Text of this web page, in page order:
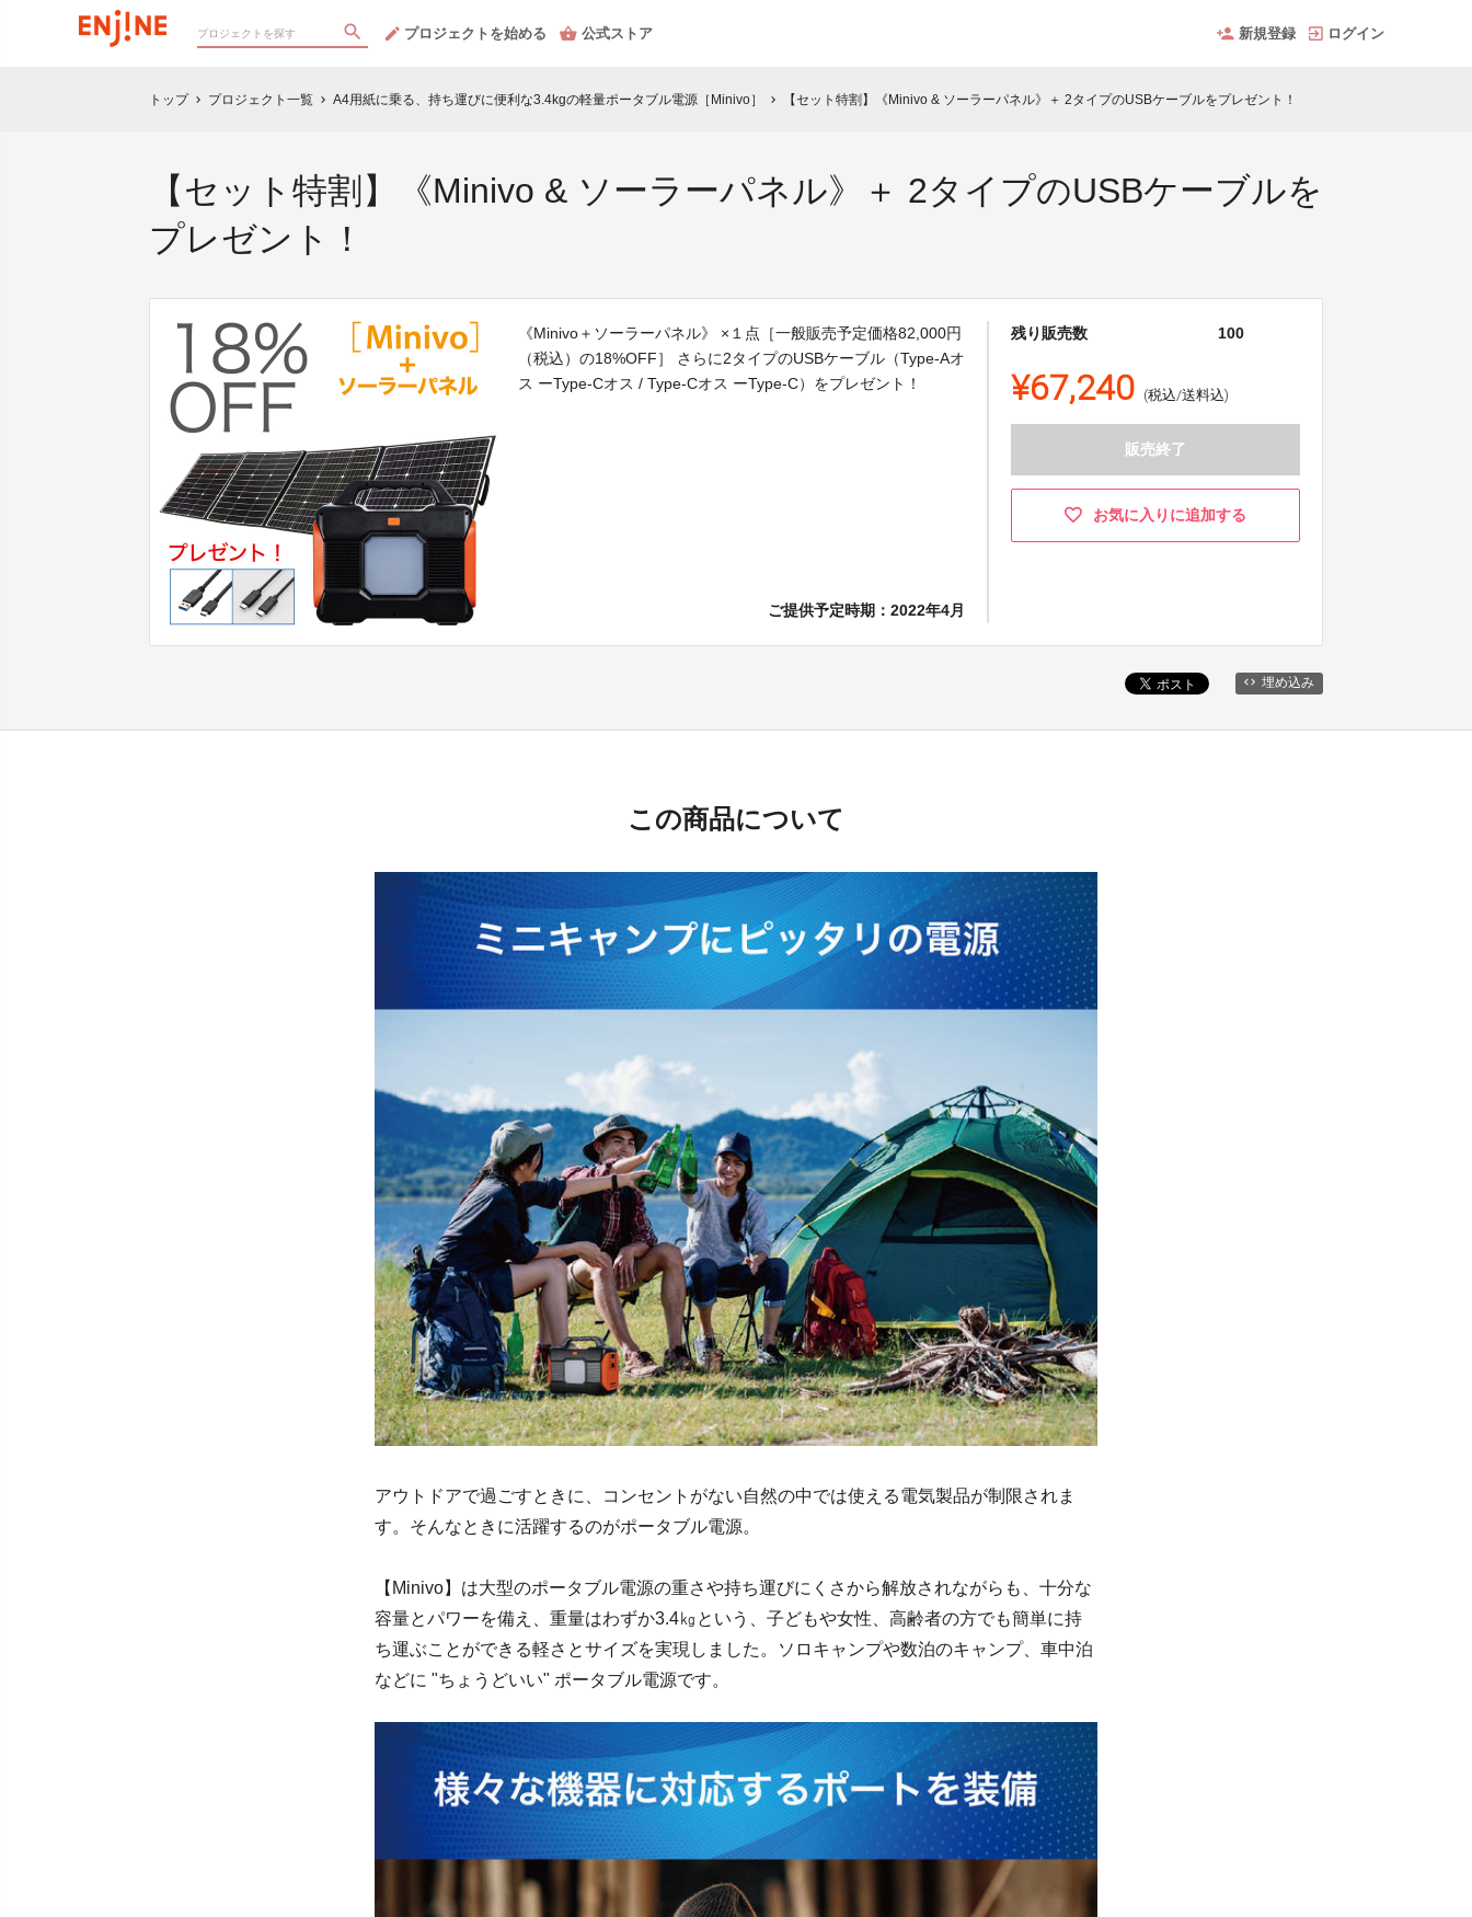
プロジェクトを始める 公式ストア 新規登録 ログイン
トップ chevron_right プロジェクト一覧 chevron_right A4用紙に乗る、持ち運びに便利な3.4kgの軽量ポータブル電源［Minivo］ chevron_right 【セット特割】《Minivo & ソーラーパネル》＋ 2タイプのUSBケーブルをプレゼント！
【セット特割】《Minivo & ソーラーパネル》＋ 2タイプのUSBケーブルを
プレゼント！
《Minivo＋ソーラーパネル》 ×１点［一般販売予定価格82,000円
（税込）の18%OFF］ さらに2タイプのUSBケーブル（Type-Aオ
ス ーType-Cオス / Type-Cオス ーType-C）をプレゼント！
ご提供予定時期：2022年4月
残り販売数 100
¥67,240 (税込/送料込)
販売終了
お気に入りに追加する
埋め込み
この商品について
アウトドアで過ごすときに、コンセントがない自然の中では使える電気製品が制限されま
す。そんなときに活躍するのがポータブル電源。
【Minivo】は大型のポータブル電源の重さや持ち運びにくさから解放されながらも、十分な
容量とパワーを備え、重量はわずか3.4㎏という、子どもや女性、高齢者の方でも簡単に持
ち運ぶことができる軽さとサイズを実現しました。ソロキャンプや数泊のキャンプ、車中泊
などに "ちょうどいい" ポータブル電源です。